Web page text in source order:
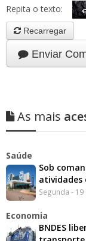
Repita o texto:
Recarregar
Enviar
As mais
Saúde
Sob
atividades
Segunda - 19
Economia
BNDES